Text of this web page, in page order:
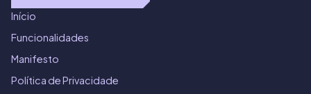
Início
Funcionalidades
Manifesto
Política de Privacidade